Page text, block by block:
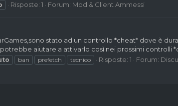
Risposte: 1 Forum: Mod & Client Ammessi
stato ad un controllo *cheat* dove è
aiutare a attivarlo così nei prossimi controlli
ban prefetch tecnico Risposte: 1 Forum: